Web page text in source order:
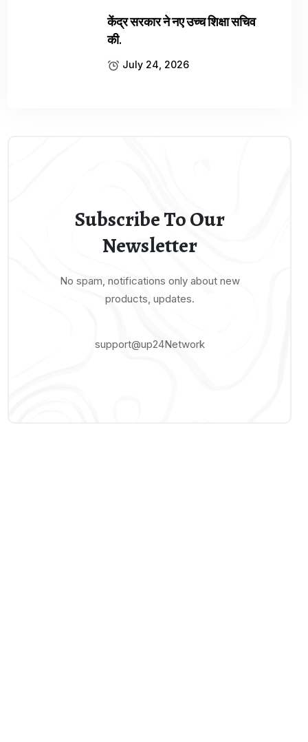
केंद्र सरकार ने नए उच्च शिक्षा सचिव
की.
July 24, 2026
Subscribe To Our
Newsletter
No spam, notifications only about new
products, updates.
support@up24Network